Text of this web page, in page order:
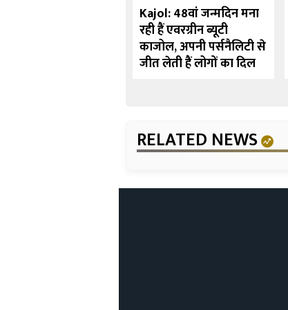
Kajol: 48वां जन्मदिन मना
रही हैं एवरग्रीन ब्यूटी
काजोल, अपनी पर्सनैलिटी से
जीत लेती हैं लोगों का दिल
RELATED NEWS